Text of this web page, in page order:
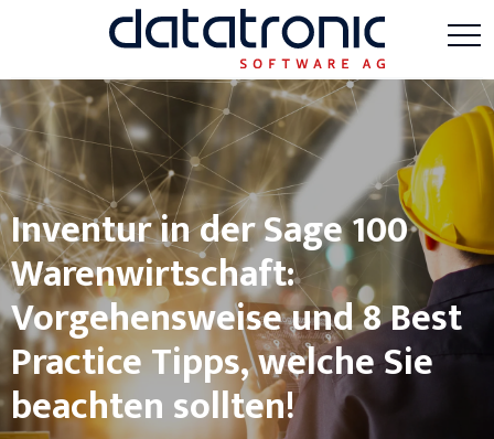
Inventur in der Sage 100
Warenwirtschaft:
Vorgehensweise und 8 Best
Practice Tipps, welche Sie
beachten sollten!